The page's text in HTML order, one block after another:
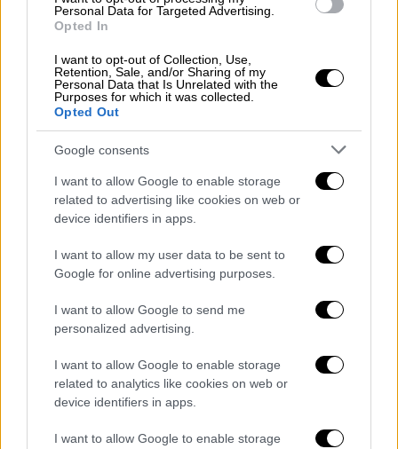
Personal Data for Targeted Advertising.
Opted In
I want to opt-out of Collection, Use,
Retention, Sale, and/or Sharing of my
Personal Data that Is Unrelated with the
Purposes for which it was collected.
Opted Out
Google consents
I want to allow Google to enable storage
related to advertising like cookies on web or
device identifiers in apps.
I want to allow my user data to be sent to
Google for online advertising purposes.
I want to allow Google to send me
personalized advertising.
I want to allow Google to enable storage
related to analytics like cookies on web or
device identifiers in apps.
I want to allow Google to enable storage
POPULAR VIDEOS
Ώρα Ελλάδος...|06.08.2026 10:06
Ώρα Ελλάδος 06/08/2026